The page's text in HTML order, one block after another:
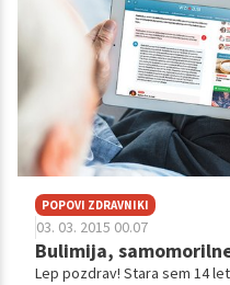
POPOVI ZDRAVNIKI
03. 03. 2015 00.07
Bulimija,
Lep pozdrav! Stara sem 14